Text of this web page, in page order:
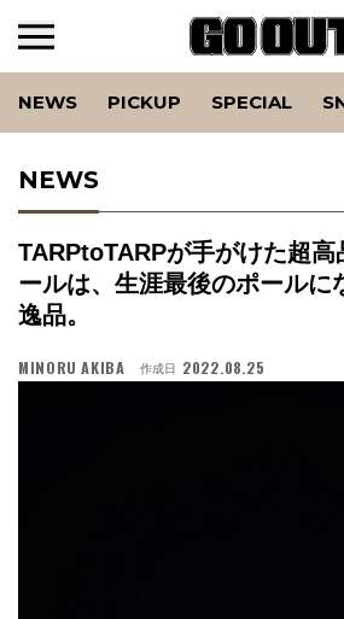
NEWS PICKUP SPECIAL
NEWS
TARPtoTARPが手がけた超
ールは、生涯最後のポールに
逸品。
MINORU AKIBA 作成日 2022.08.25